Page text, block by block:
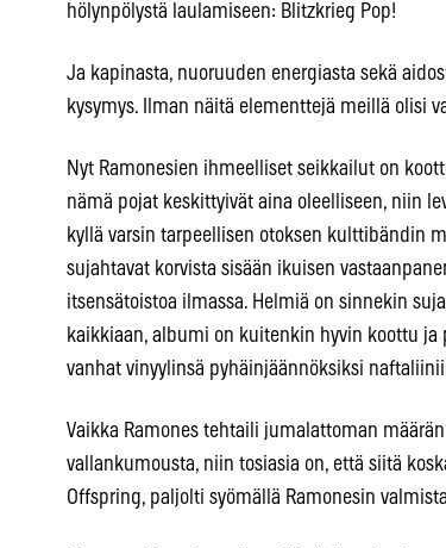
hölynpölystä laulamiseen: Blitzkrieg Pop!
Ja kapinasta, nuoruuden energiasta sekä
kysymys. Ilman näitä elementtejä meillä olisi
Nyt Ramonesien ihmeelliset seikkailut on
nämä pojat keskittyivät aina oleelliseen, niin
kyllä varsin tarpeellisen otoksen kulttibändin
sujahtavat korvista sisään ikuisen
itsensätoistoa ilmassa. Helmiä on sinnekin
kaikkiaan, albumi on kuitenkin hyvin koottu
vanhat vinyylinsä pyhäinjäännöksiksi
Vaikka Ramones tehtaili jumalattoman
vallankumousta, niin tosiasia on, että siitä
Offspring, paljolti syömällä Ramonesin